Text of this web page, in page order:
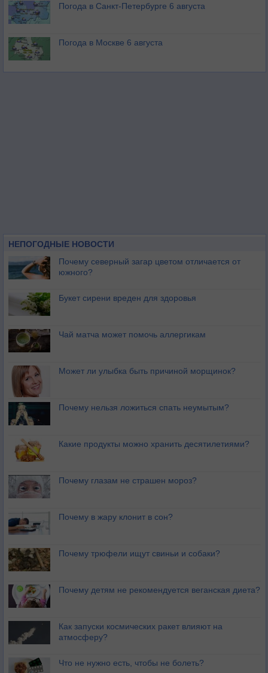
Погода в Санкт-Петербурге 6 августа
Погода в Москве 6 августа
НЕПОГОДНЫЕ НОВОСТИ
Почему северный загар цветом отличается от
южного?
Букет сирени вреден для здоровья
Чай матча может помочь аллергикам
Может ли улыбка быть причиной морщинок?
Почему нельзя ложиться спать неумытым?
Какие продукты можно хранить десятилетиями?
Почему глазам не страшен мороз?
Почему в жару клонит в сон?
Почему трюфели ищут свиньи и собаки?
Почему детям не рекомендуется веганская диета?
Как запуски космических ракет влияют на
атмосферу?
Что не нужно есть, чтобы не болеть?